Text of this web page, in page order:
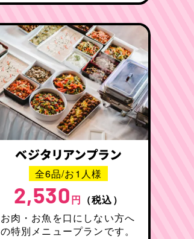
ベジタリアンプラン
全6品/お1人様
2,530円 （税込）
お肉・お魚を口にしない方へ
の特別メニュープランです。